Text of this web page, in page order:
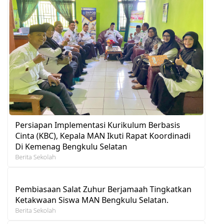
Persiapan Implementasi Kurikulum Berbasis
Cinta (KBC), Kepala MAN Ikuti Rapat Koordinadi
Di Kemenag Bengkulu Selatan
Berita Sekolah
Pembiasaan Salat Zuhur Berjamaah Tingkatkan
Ketakwaan Siswa MAN Bengkulu Selatan.
Berita Sekolah